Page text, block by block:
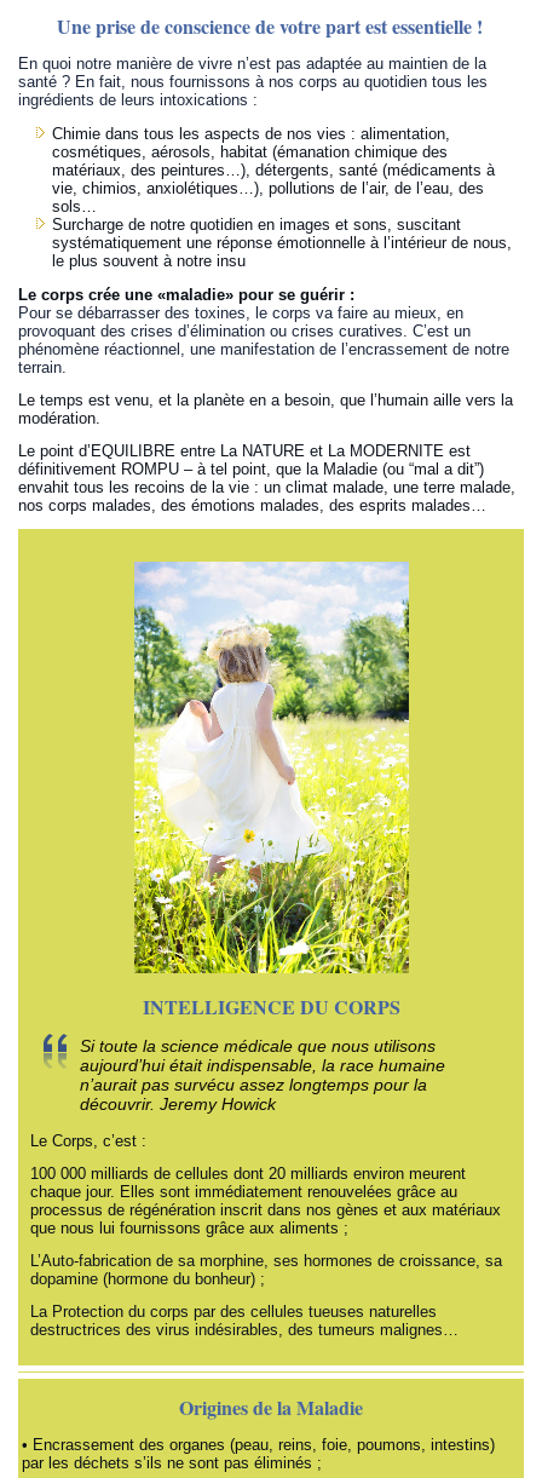
Une prise de conscience de votre part est essentielle !
En quoi notre manière de vivre n’est pas adaptée au maintien de la
santé ? En fait, nous fournissons à nos corps au quotidien tous les
ingrédients de leurs intoxications :
Chimie dans tous les aspects de nos vies : alimentation,
cosmétiques, aérosols, habitat (émanation chimique des
matériaux, des peintures…), détergents, santé (médicaments à
vie, chimios, anxiolétiques…), pollutions de l’air, de l’eau, des
sols…
Surcharge de notre quotidien en images et sons, suscitant
systématiquement une réponse émotionnelle à l’intérieur de nous,
le plus souvent à notre insu
Le corps crée une «maladie» pour se guérir :
Pour se débarrasser des toxines, le corps va faire au mieux, en
provoquant des crises d’élimination ou crises curatives. C’est un
phénomène réactionnel, une manifestation de l’encrassement de notre
terrain.
Le temps est venu, et la planète en a besoin, que l’humain aille vers la
modération.
Le point d’EQUILIBRE entre La NATURE et La MODERNITE est
définitivement ROMPU – à tel point, que la Maladie (ou “mal a dit”)
envahit tous les recoins de la vie : un climat malade, une terre malade,
nos corps malades, des émotions malades, des esprits malades…
INTELLIGENCE DU CORPS
Si toute la science médicale que nous utilisons
aujourd’hui était indispensable, la race humaine
n’aurait pas survécu assez longtemps pour la
découvrir. Jeremy Howick
Le Corps, c’est :
100 000 milliards de cellules dont 20 milliards environ meurent
chaque jour. Elles sont immédiatement renouvelées grâce au
processus de régénération inscrit dans nos gènes et aux matériaux
que nous lui fournissons grâce aux aliments ;
L’Auto-fabrication de sa morphine, ses hormones de croissance, sa
dopamine (hormone du bonheur) ;
La Protection du corps par des cellules tueuses naturelles
destructrices des virus indésirables, des tumeurs malignes…
Origines de la Maladie
• Encrassement des organes (peau, reins, foie, poumons, intestins)
par les déchets s’ils ne sont pas éliminés ;